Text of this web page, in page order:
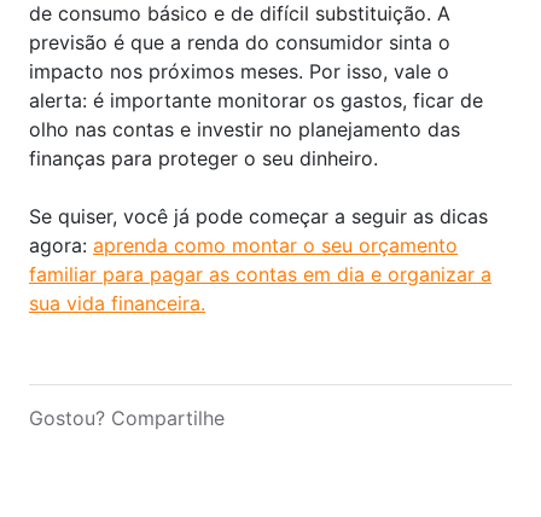
de consumo básico e de difícil substituição. A
previsão é que a renda do consumidor sinta o
impacto nos próximos meses. Por isso, vale o
alerta: é importante monitorar os gastos, ficar de
olho nas contas e investir no planejamento das
finanças para proteger o seu dinheiro.
Se quiser, você já pode começar a seguir as dicas
agora: aprenda como montar o seu orçamento
familiar para pagar as contas em dia e organizar a
sua vida financeira.
Gostou? Compartilhe